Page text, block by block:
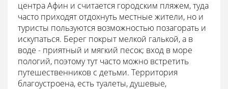
центра Афин и считается городским пляжем, туда
часто приходят отдохнуть местные жители, но и
туристы пользуются возможностью позагорать и
искупаться. Берег покрыт мелкой галькой, а в
воде - приятный и мягкий песок; вход в море
пологий, поэтому тут часто можно встретить
путешественников с детьми. Территория
благоустроена, есть туалеты, душевые,